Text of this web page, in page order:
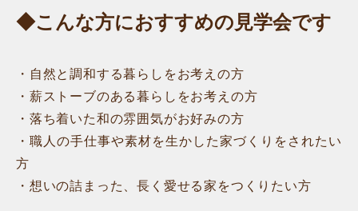
◆こんな方におすすめの見学会です
・自然と調和する暮らしをお考えの方
・薪ストーブのある暮らしをお考えの方
・落ち着いた和の雰囲気がお好みの方
・職人の手仕事や素材を生かした家づくりをされたい
方
・想いの詰まった、長く愛せる家をつくりたい方